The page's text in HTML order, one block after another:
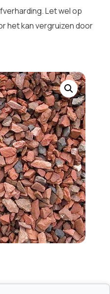
Let wel op
het kan vergruizen door